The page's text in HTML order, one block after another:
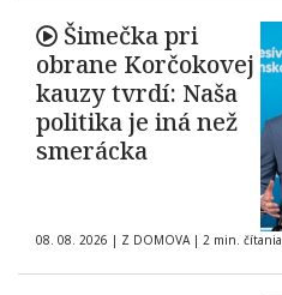
Šimečka pri
obrane Korčokovej
kauzy tvrdí: Naša
politika je iná než
smerácka
08. 08. 2026 | Z DOMOVA | 2 min. čítania